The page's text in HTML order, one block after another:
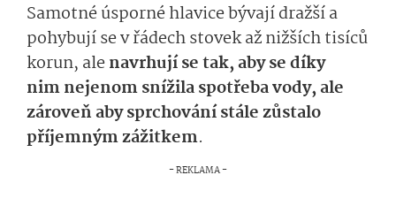
Samotnéúsporné hlavicebývajídraž­šía
pohybují se v řádech stovek až nižších tisíců
korun, alenavrhují se tak, aby sedíky
nimnejenomsní­žila spotřeba vody, ale
zároveň aby sprchování stálezůstalo
příjemnýmzážit­kem.